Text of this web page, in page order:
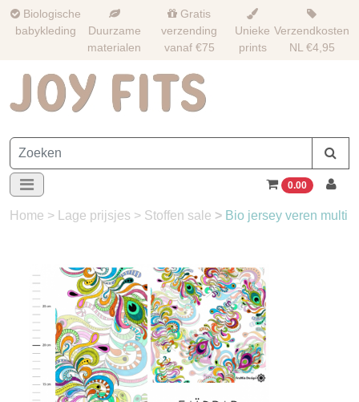
Biologische
babykleding
Duurzame
materialen
Gratis
verzending
vanaf €75
Unieke
prints
Verzendkosten
NL €4,95
0.00
Home > Lage prijsjes > Stoffen sale > Bio jersey veren multi